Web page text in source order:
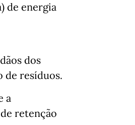
de energia
dos
de resíduos.
a
retenção